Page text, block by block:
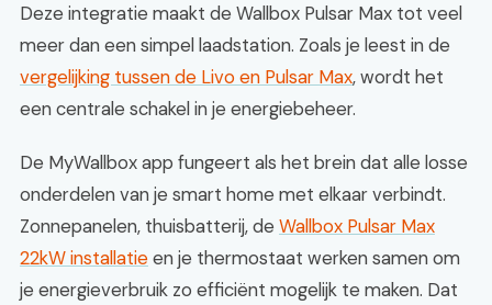
Deze integratie maakt de Wallbox Pulsar Max tot veel
meer dan een simpel laadstation. Zoals je leest in de
vergelijking tussen de Livo en Pulsar Max, wordt het
een centrale schakel in je energiebeheer.
De MyWallbox app fungeert als het brein dat alle losse
onderdelen van je smart home met elkaar verbindt.
Zonnepanelen, thuisbatterij, de Wallbox Pulsar Max
22kW installatieen je thermostaat werken samen om
je energieverbruik zo efficiënt mogelijk te maken. Dat